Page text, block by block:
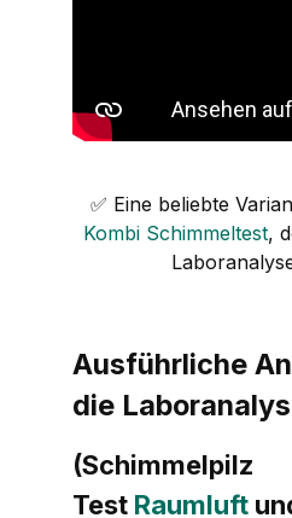
✅ Eine beliebte
Kombi Schimmeltest,
Ausführliche
die
(Schimmelpilz
Test Raumluft